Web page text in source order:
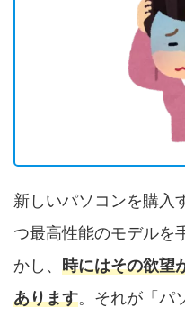
新しいパソコンを購入
つ最高性能のモデルを
かし、 時にはその欲望
あります。それが「パ